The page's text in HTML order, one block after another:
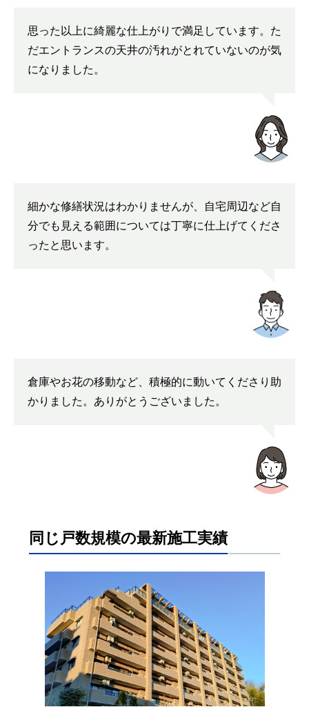
思った以上に綺麗な仕上がりで満足しています。た
だエントランスの天井の汚れがとれていないのが気
になりました。
細かな修繕状況はわかりませんが、自宅周辺など自
分でも見える範囲については丁寧に仕上げてくださ
ったと思います。
倉庫やお花の移動など、積極的に動いてくださり助
かりました。ありがとうございました。
同じ戸数規模の最新施工実績